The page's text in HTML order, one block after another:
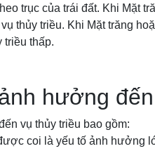
trục của trái đất. Khi Mặt
thủy triều. Khi Mặt trăng
triều thấp.
hưởng
vụ thủy triều bao gồm:
coi là yếu tố ảnh hưởng